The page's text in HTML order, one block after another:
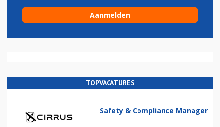
TOPVACATURES
Safety & Compliance Manager